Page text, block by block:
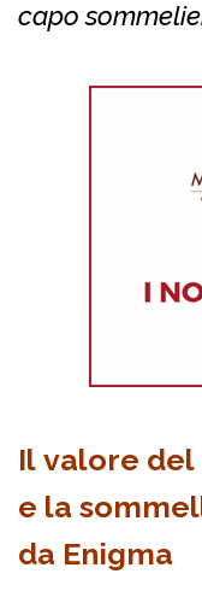
capo
Il valore
e la
da Enigma